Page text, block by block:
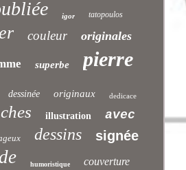
igor tatopoulos
couleur originales
superbe pierre
dessinée originaux dedicace
illustration avec
dessins signée
humoristique couverture